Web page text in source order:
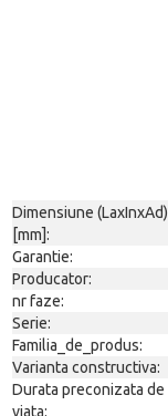
Dimensiune (LaxInxAd)
[mm]:
Garantie:
Producator:
nr faze:
Serie:
Familia_de_produs:
Varianta constructiva:
Durata preconizata de
viata: